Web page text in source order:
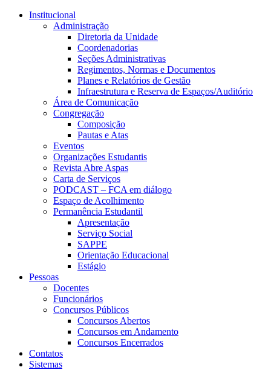
Conteúdo principal
Institucional
Administração
Diretoria da Unidade
Coordenadorias
Seções Administrativas
Regimentos, Normas e Documentos
Planes e Relatórios de Gestão
Infraestrutura e Reserva de Espaços/Auditório
Área de Comunicação
Congregação
Composição
Pautas e Atas
Eventos
Organizações Estudantis
Revista Abre Aspas
Carta de Serviços
PODCAST – FCA em diálogo
Espaço de Acolhimento
Permanência Estudantil
Apresentação
Serviço Social
SAPPE
Orientação Educacional
Estágio
Pessoas
Docentes
Funcionários
Concursos Públicos
Concursos Abertos
Concursos em Andamento
Concursos Encerrados
Contatos
Sistemas